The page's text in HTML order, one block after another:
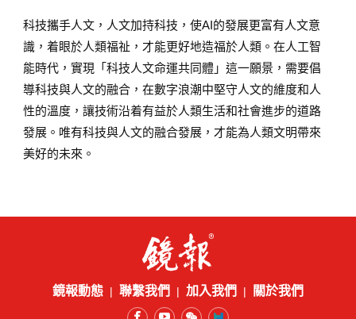
科技攜手人文，人文加持科技，使AI的發展更富有人文意
識，着眼於人類福祉，才能更好地造福於人類。在人工智
能時代，實現「科技人文命運共同體」這一願景，需要倡
導科技與人文的融合，在數字浪潮中堅守人文的維度和人
性的溫度，讓技術沿着有益於人類生活和社會進步的道路
發展。唯有科技與人文的融合發展，才能為人類文明帶來
美好的未來。
鏡報動態 聯繫我們 加入我們 關於我們